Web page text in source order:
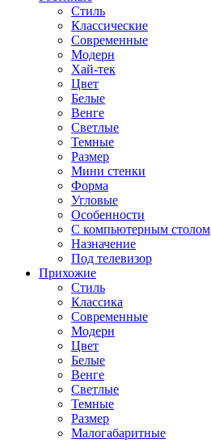
Стиль
Классические
Современные
Модерн
Хай-тек
Цвет
Белые
Венге
Светлые
Темные
Размер
Мини стенки
Форма
Угловые
Особенности
С компьютерным столом
Назначение
Под телевизор
Прихожие
Стиль
Классика
Современные
Модерн
Цвет
Белые
Венге
Светлые
Темные
Размер
Малогабаритные